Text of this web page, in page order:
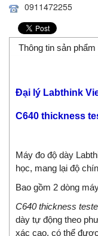
0911472255
Thông tin sản phẩm
Đại lý Labthink
C640 thickness
Máy đo độ dày
học, mang lại độ
Bao gồm 2 dòng
C640 thickness
dày tự động theo
xác cao, có thể